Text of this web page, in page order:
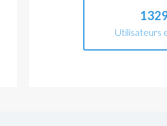
Utilisateurs